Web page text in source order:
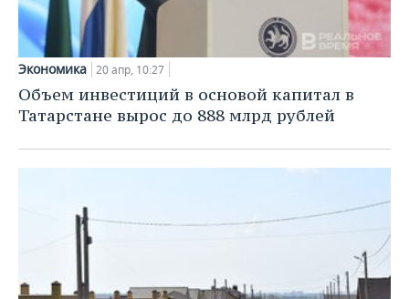
Экономика 20 апр, 10:27
Объем инвестиций в основой капитал в
Татарстане вырос до 888 млрд рублей